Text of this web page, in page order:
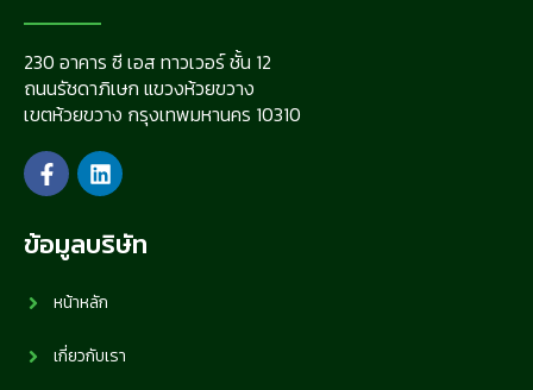
230 อาคาร ซี เอส ทาวเวอร์ ชั้น 12
ถนนรัชดาภิเษก แขวงห้วยขวาง
เขตห้วยขวาง กรุงเทพมหานคร 10310
ข้อมูลบริษัท
หน้าหลัก
เกี่ยวกับเรา